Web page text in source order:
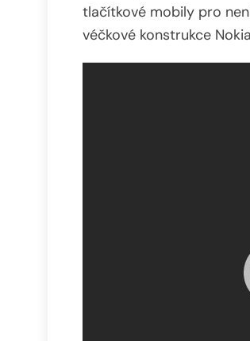
tlačítkové mobily pro
véčkové konstrukce